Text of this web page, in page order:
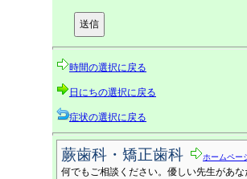
時間の選択に戻る
日にちの選択に戻る
症状の選択に戻る
蕨歯科・矯正歯科 ホームペー
何でもご相談ください。優しい先生があな